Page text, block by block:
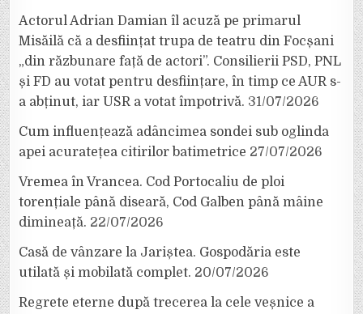
Actorul Adrian Damian îl acuză pe primarul
Misăilă că a desființat trupa de teatru din Focșani
„din răzbunare față de actori”. Consilierii PSD, PNL
și FD au votat pentru desființare, în timp ce AUR s-
a abținut, iar USR a votat împotrivă. 31/07/2026
Cum influențează adâncimea sondei sub oglinda
apei acuratețea citirilor batimetrice 27/07/2026
Vremea în Vrancea. Cod Portocaliu de ploi
torențiale până diseară, Cod Galben până mâine
dimineață. 22/07/2026
Casă de vânzare la Jariștea. Gospodăria este
utilată și mobilată complet. 20/07/2026
Regrete eterne după trecerea la cele veșnice a